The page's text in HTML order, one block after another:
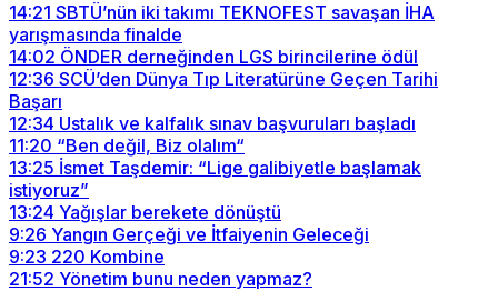
14:21 SBTÜ’nün iki takımı TEKNOFEST savaşan İHA
yarışmasında finalde
14:02 ÖNDER derneğinden LGS birincilerine ödül
12:36 SCÜ’den Dünya Tıp Literatürüne Geçen Tarihi
Başarı
12:34 Ustalık ve kalfalık sınav başvuruları başladı
11:20 “Ben değil, Biz olalım“
13:25 İsmet Taşdemir: “Lige galibiyetle başlamak
istiyoruz”
13:24 Yağışlar berekete dönüştü
9:26 Yangın Gerçeği ve İtfaiyenin Geleceği
9:23 220 Kombine
21:52 Yönetim bunu neden yapmaz?